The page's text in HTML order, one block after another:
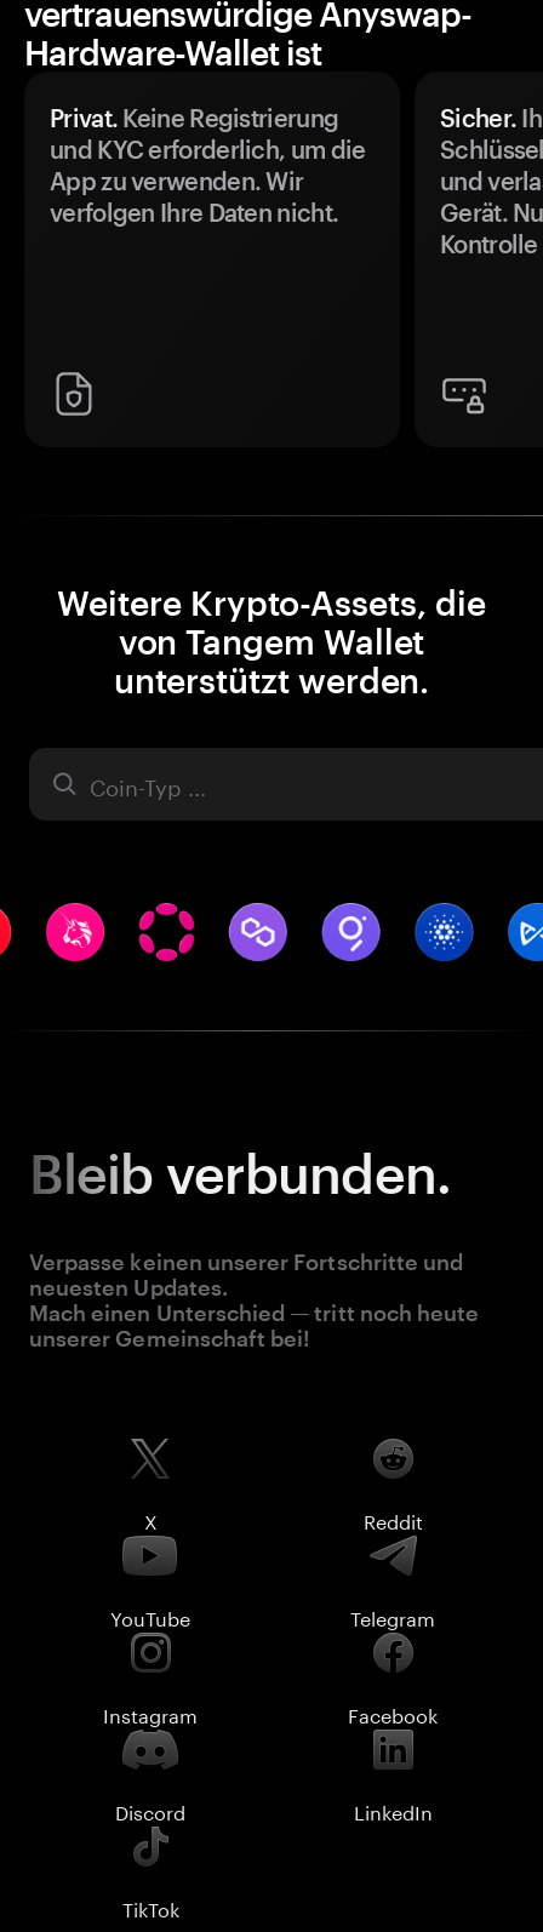
vertrauenswürdige Anyswap-
Hardware-Wallet ist
Privat. Keine Registrierung
und KYC erforderlich, um die
App zu verwenden. Wir
verfolgen Ihre Daten nicht.
Sicher.
und
Gerät.
Weitere Krypto-Assets, die
von Tangem Wallet
unterstützt werden.
Asset
Bleib verbunden.
Verpasse keinen unserer Fortschritte und
neuesten Updates.
Mach einen Unterschied — tritt noch heute
unserer Gemeinschaft bei!
X Reddit
YouTube Telegram
Instagram Facebook
Discord LinkedIn
TikTok